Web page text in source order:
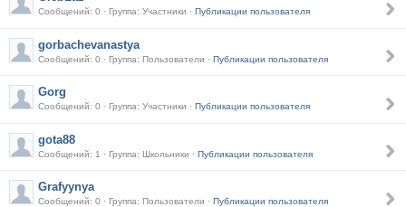
Сообщений: 0 · Группа: Участники · Публикации пользователя
gorbachevanastya
Сообщений: 0 · Группа: Пользователи · Публикации пользователя
Gorg
Сообщений: 0 · Группа: Участники · Публикации пользователя
gota88
Сообщений: 1 · Группа: Школьники · Публикации пользователя
Grafyynya
Сообщений: 0 · Группа: Пользователи · Публикации пользователя